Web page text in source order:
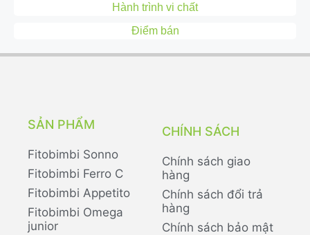
Hành trình vi chất
Điểm bán
SẢN PHẨM
Fitobimbi Sonno
Fitobimbi Ferro C
Fitobimbi Appetito
Fitobimbi Omega
junior
CHÍNH SÁCH
Chính sách giao
hàng
Chính sách đổi trả
hàng
Chính sách bảo mật